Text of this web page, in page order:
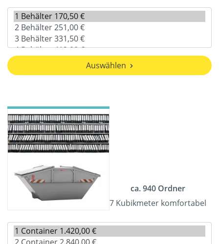
Auswählen
ca. 940 Ordner
7 Kubikmeter komfortabel